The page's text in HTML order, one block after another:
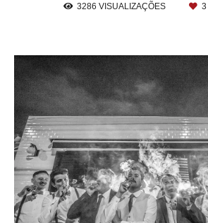
3286 VISUALIZAÇÕES 3